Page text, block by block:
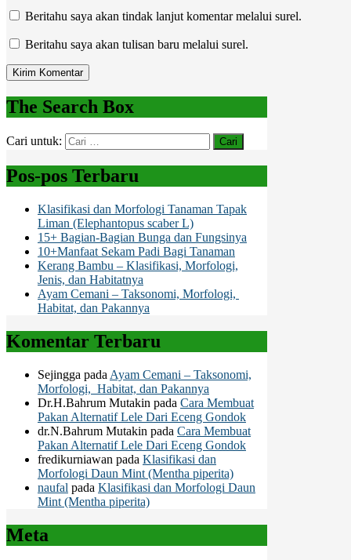
Beritahu saya akan tindak lanjut komentar melalui surel.
Beritahu saya akan tulisan baru melalui surel.
The Search Box
Cari untuk:
Pos-pos Terbaru
Klasifikasi dan Morfologi Tanaman Tapak
Liman (Elephantopus scaber L)
15+ Bagian-Bagian Bunga dan Fungsinya
10+Manfaat Sekam Padi Bagi Tanaman
Kerang Bambu – Klasifikasi, Morfologi,
Jenis, dan Habitatnya
Ayam Cemani – Taksonomi, Morfologi,
Habitat, dan Pakannya
Komentar Terbaru
Sejingga pada Ayam Cemani – Taksonomi,
Morfologi, Habitat, dan Pakannya
Dr.H.Bahrum Mutakin pada Cara Membuat
Pakan Alternatif Lele Dari Eceng Gondok
dr.N.Bahrum Mutakin pada Cara Membuat
Pakan Alternatif Lele Dari Eceng Gondok
fredikurniawan pada Klasifikasi dan
Morfologi Daun Mint (Mentha piperita)
naufal pada Klasifikasi dan Morfologi Daun
Mint (Mentha piperita)
Meta